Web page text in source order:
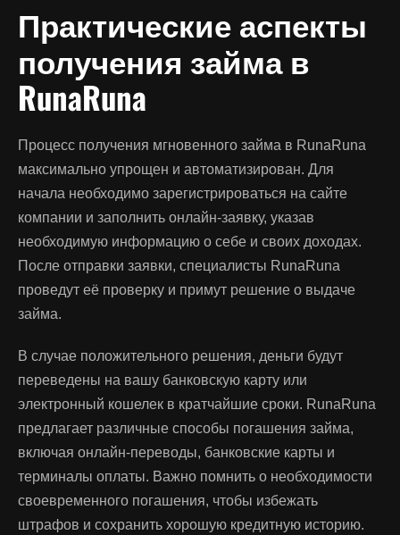
Практические аспекты
получения займа в
RunaRuna
Процесс получения мгновенного займа в RunaRuna
максимально упрощен и автоматизирован. Для
начала необходимо зарегистрироваться на сайте
компании и заполнить онлайн-заявку, указав
необходимую информацию о себе и своих доходах.
После отправки заявки, специалисты RunaRuna
проведут её проверку и примут решение о выдаче
займа.
В случае положительного решения, деньги будут
переведены на вашу банковскую карту или
электронный кошелек в кратчайшие сроки. RunaRuna
предлагает различные способы погашения займа,
включая онлайн-переводы, банковские карты и
терминалы оплаты. Важно помнить о необходимости
своевременного погашения, чтобы избежать
штрафов и сохранить хорошую кредитную историю.